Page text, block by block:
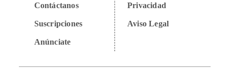
Contáctanos
Suscripciones
Anúnciate
Privacidad
Aviso Legal